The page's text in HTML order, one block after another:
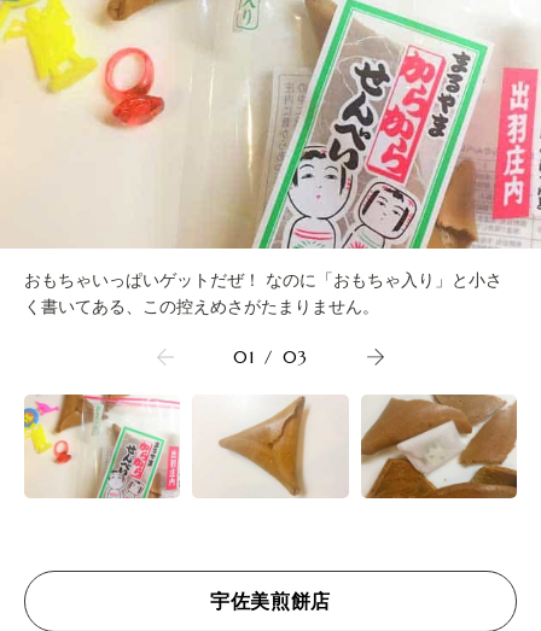
おもちゃいっぱいゲットだぜ！ なのに「おもちゃ入り」と小さ
く書いてある、この控えめさがたまりません。
01 / 03
宇佐美煎餅店